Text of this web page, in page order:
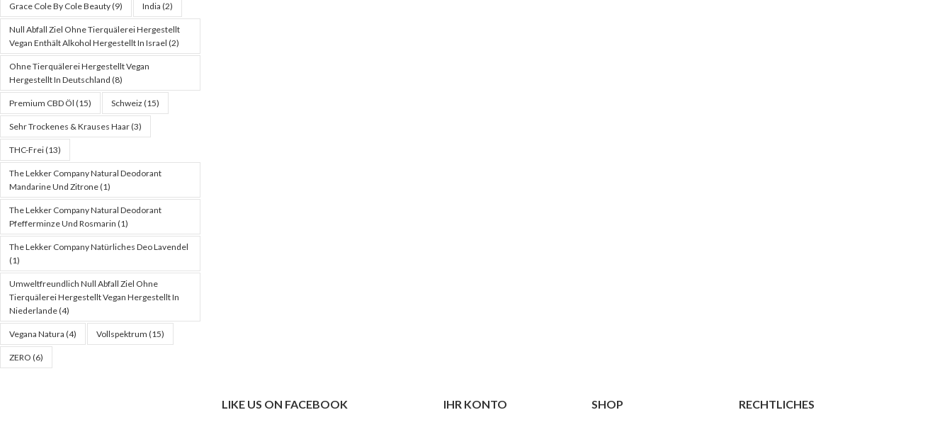
Grace Cole By Cole Beauty(9) India (2)
Null Abfall Ziel Ohne Tierquälerei Hergestellt
Vegan Enthält Alkohol Hergestellt In Israel (2)
Ohne Tierquälerei Hergestellt Vegan
Hergestellt In Deutschland (8)
Premium CBD Öl (15) Schweiz (15)
Sehr Trockenes & Krauses Haar(3)
THC-Frei(13)
The Lekker Company Natural Deodorant
Mandarine Und Zitrone(1)
The Lekker Company Natural Deodorant
Pfefferminze Und Rosmarin (1)
The Lekker Company Natürliches Deo Lavendel
(1)
Umweltfreundlich Null Abfall Ziel Ohne
Tierquälerei Hergestellt Vegan Hergestellt In
Niederlande(4)
Vegana Natura (4) Vollspektrum (15)
ZERO (6)
LIKE US ON FACEBOOK IHR KONTO SHOP RECHTLICHES